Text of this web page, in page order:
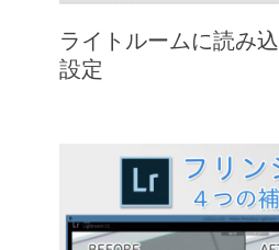
ライトルームに読み
設定